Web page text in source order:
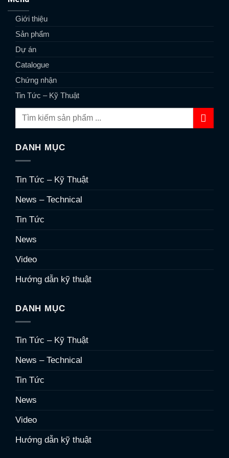
Giới thiệu
Sản phẩm
Dự án
Catalogue
Chứng nhận
Tin Tức – Kỹ Thuật
DANH MỤC
Tin Tức – Kỹ Thuật
News – Technical
Tin Tức
News
Video
Hướng dẫn kỹ thuật
DANH MỤC
Tin Tức – Kỹ Thuật
News – Technical
Tin Tức
News
Video
Hướng dẫn kỹ thuật